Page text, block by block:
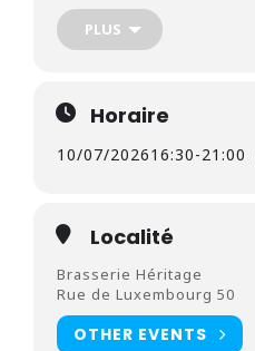
PLUS
Horaire
10/07/202616:30-21:00
Localité
Brasserie Héritage
Rue de Luxembourg 50
OTHER EVENTS